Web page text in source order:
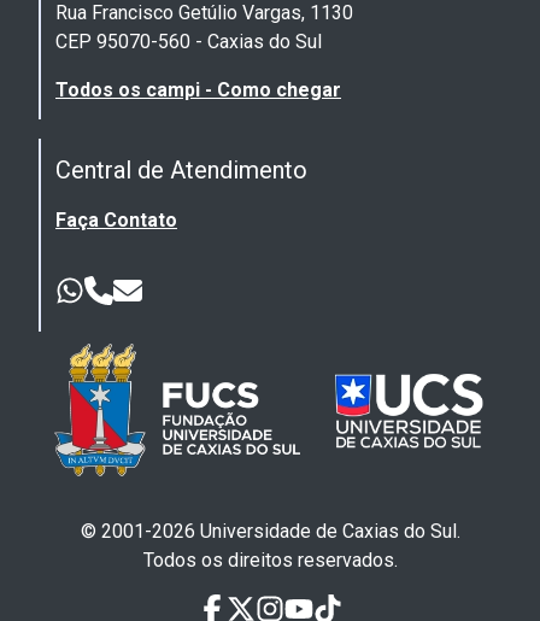
Rua Francisco Getúlio Vargas, 1130
CEP 95070-560 - Caxias do Sul
Todos os campi - Como chegar
Central de Atendimento
Faça Contato
© 2001-2026 Universidade de Caxias do Sul.
Todos os direitos reservados.